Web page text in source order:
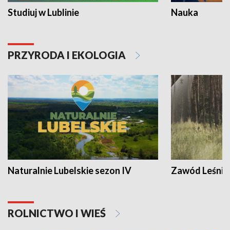
Studiuj w Lublinie Nauka
PRZYRODA I EKOLOGIA
Naturalnie Lubelskie sezon IV Zawód Leśnik
ROLNICTWO I WIEŚ